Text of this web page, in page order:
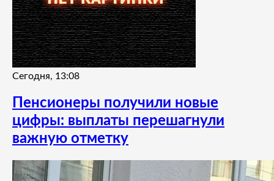
Сегодня, 13:08
Пенсионеры получили новые
цифры: выплаты перешагнули
важную отметку